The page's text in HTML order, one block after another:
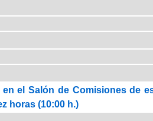
el Salón de Comisiones de
horas (10:00 h.)